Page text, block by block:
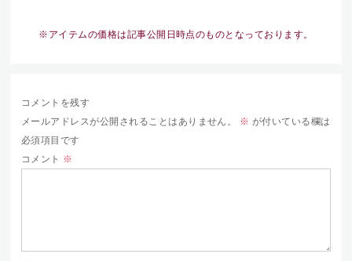
※アイテムの価格は記事公開日時点のものとなっております。
コメントを残す
メールアドレスが公開されることはありません。
※ が付いている欄は
必須項目です
コメント ※